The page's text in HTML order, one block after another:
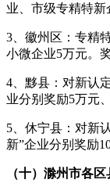
业、市级专精特新
3、徽州区：专精
小微企业5万元。
4、黟县：对新认
业分别奖励5万元
5、休宁县：对新
新”企业分别奖励
（十）滁州市各